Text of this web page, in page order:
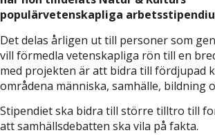
populärvetenskapliga
Det delas årligen ut till personer som
vill förmedla vetenskapliga rön till en
med projekten är att bidra till fördjupad
områdena människa, samhälle, bildning
Stipendiet ska bidra till större tilltro till
att samhällsdebatten ska vila på fakta.